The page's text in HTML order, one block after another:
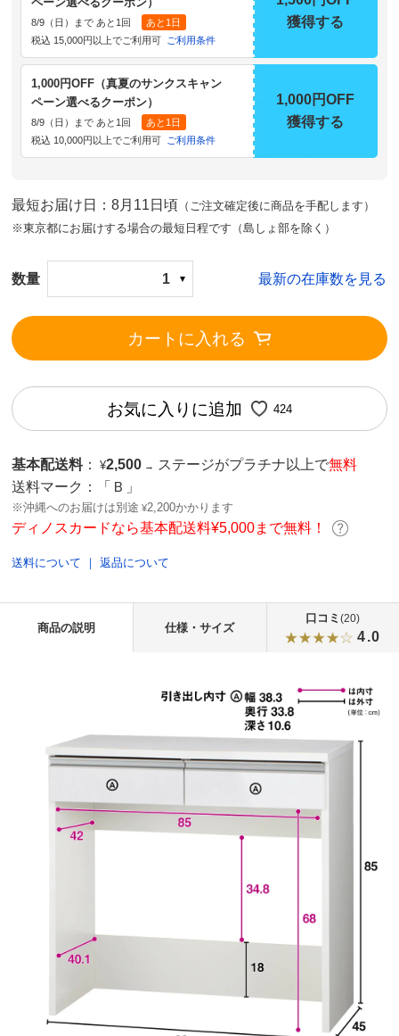
8/9（日）まで あと1回
あと1日
税込 15,000円以上でご利用可
ご利用条件
獲得する
1,000円OFF（真夏のサンクスキャン
ペーン選べるクーポン）
8/9（日）まで あと1回
あと1日
税込 10,000円以上でご利用可
ご利用条件
1,000円OFF
獲得する
最短お届け日：8月11日頃 （ご注文確定後に商品を手配します）
※東京都にお届けする場合の最短日程です（島しょ部を除く）
数量 1 最新の在庫数を見る
カートに入れる
お気に入りに追加 424
基本配送料 ： ¥2,500 → ステージがプラチナ以上で無料
送料マーク：
「Ｂ」
※沖縄へのお届けは別途 ¥2,200かかります
ディノスカードなら基本配送料¥5,000まで無料！
送料について ｜返品について
商品の説明 仕様・サイズ
口コミ(20)
4.0